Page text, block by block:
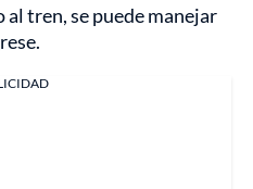
tren, se puede manejar